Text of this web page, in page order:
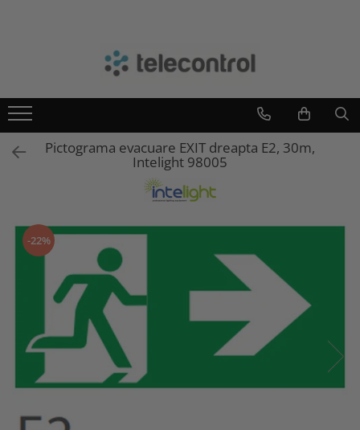
Teletask
IntelightPictograma evacuare EXIT dreapta E2, 30m,
Intelight 98005
-22%